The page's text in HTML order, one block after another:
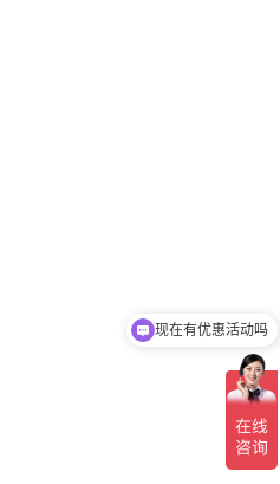
现在有优惠活动吗